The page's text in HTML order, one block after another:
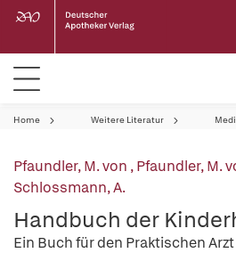
Home Weitere Literatur
Pfaundler, M. von ,Pfaundler, M.
Schlossmann, A.
Handbuch der
Ein Buch für den Praktischen